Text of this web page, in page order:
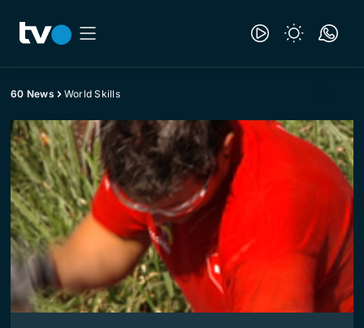
60 News World Skills